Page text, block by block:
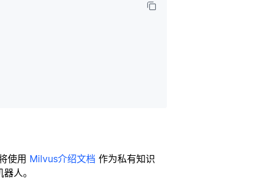
使用 Milvus介绍文档 作为私有知识
人。